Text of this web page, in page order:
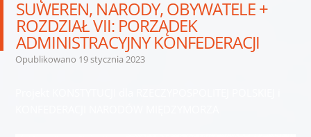
SUWEREN, NARODY, OBYWATELE +
ROZDZIAŁ VII: PORZĄDEK
ADMINISTRACYJNY KONFEDERACJI
Opublikowano 19 stycznia 2023